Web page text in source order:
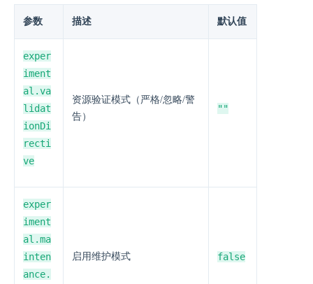
参数 描述 默认值
exper
iment
al.va
lidat
ionDi
recti
ve
资源验证模式（严格/忽略/警
告）
""
exper
iment
al.ma
inten
ance.
启用维护模式 false